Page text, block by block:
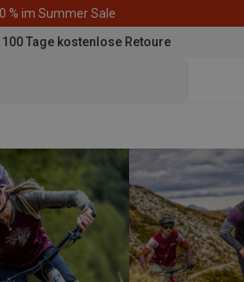
% im Summer Sale
100 Tage kostenlose Retoure